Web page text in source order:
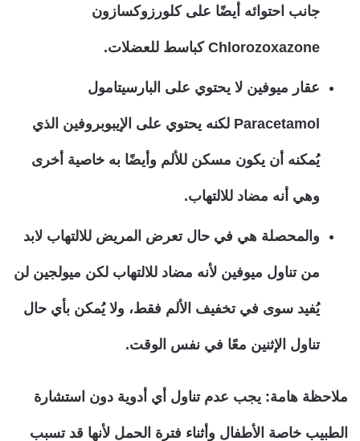
جانب احتوائه أيضًا على كلورزوكسازون
Chlorozoxazone كباسط للعضلات.
عقار ميوفين لا يحتوي على البارسيتامول
Paracetamol لكنه يحتوي على الإيبوبروفين الذي
يُمكنه أن يكون مسكن للألم وأيضًا به خاصية أخرى
وهي أنه مضاد للالتهاب.
والمحصلة هي في حال تعرض المريض للالتهاب لابد
من تناول ميوفين لأنه مضاد للالتهاب لكن ميولجين لن
يُفيد سوى في تخفيف الألم فقط، ولا يُمكن بأي حال
تناول الإثنين معًا في نفس الوقت.
ملاحظة هامة: يجب عدم تناول أي أدوية دون استشارة
الطبيب خاصة الأطفال وأثناء فترة الحمل لأنها قد تسبب